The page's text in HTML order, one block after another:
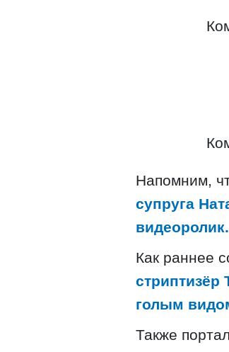
Напомним,
супруга
видеоролик.
Как раннее
стриптизёр
голым
Также